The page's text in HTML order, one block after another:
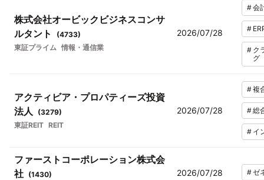
株式会社オービックビジネスコンサ
ルタント
(4733)
東証プライム 情報・通信業
2026/07/28
#会
#
# ク
グ
アクティビア・プロパティーズ投資
法人
(3279)
東証REIT REIT
2026/07/28
#複
#総
# イ
ファーストコーポレーション株式会
社 (1430)
2026/07/28 #ゼ